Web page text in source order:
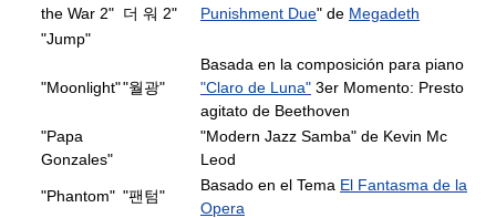
the War 2" 더 워 2"
Punishment Due" de Megadeth
"Jump"
"Moonlight""월광"
Basada en la composición para piano
"Claro de Luna" 3er Momento: Presto
agitato de Beethoven
"Papa
Gonzales"
"Modern Jazz Samba" de Kevin Mc
Leod
"Phantom" "팬텀"
Basado en el Tema El Fantasma de la
Opera